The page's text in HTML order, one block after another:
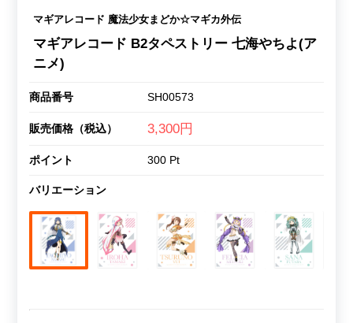
マギアレコード 魔法少女まどか☆マギカ外伝
マギアレコード B2タペストリー 七海やちよ(ア
ニメ)
商品番号 SH00573
販売価格（税込） 3,300円
ポイント 300 Pt
バリエーション